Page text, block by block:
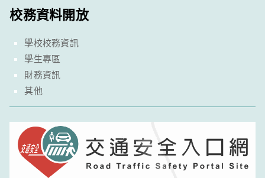
校務資料開放
學校校務資訊
學生專區
財務資訊
其他